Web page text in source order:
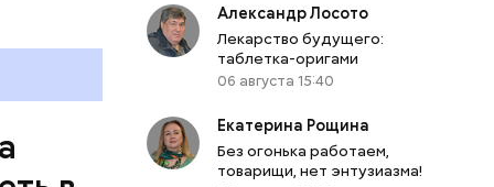
Александр Лосото
Лекарство будущего:
таблетка-оригами
06 августа 15:40
Екатерина Рощина
Без огонька работаем,
товарищи, нет энтузиазма!